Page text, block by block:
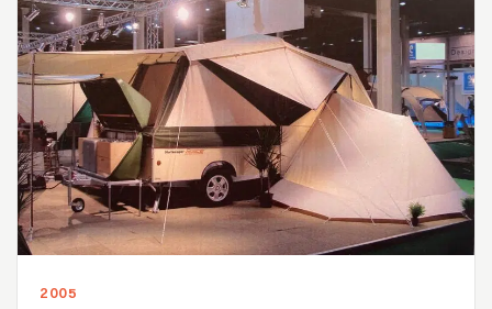
2005